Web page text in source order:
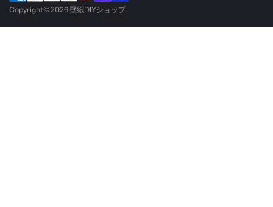
Copyright© 2026壁紙DIYショップ